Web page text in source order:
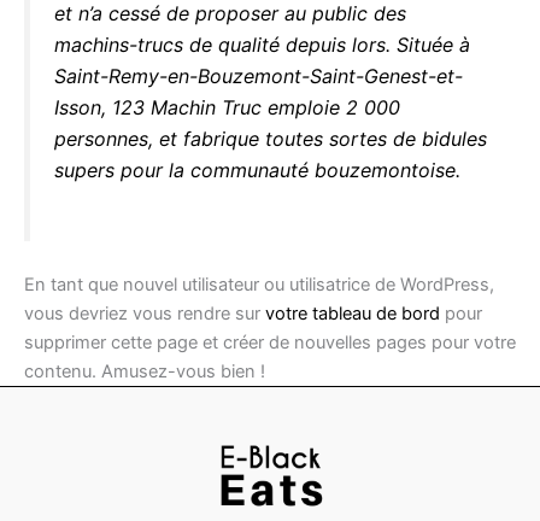
et n’a cessé de proposer au public des
machins-trucs de qualité depuis lors. Située à
Saint-Remy-en-Bouzemont-Saint-Genest-et-
Isson, 123 Machin Truc emploie 2 000
personnes, et fabrique toutes sortes de bidules
supers pour la communauté bouzemontoise.
En tant que nouvel utilisateur ou utilisatrice de WordPress,
vous devriez vous rendre sur votre tableau de bord pour
supprimer cette page et créer de nouvelles pages pour votre
contenu. Amusez-vous bien !